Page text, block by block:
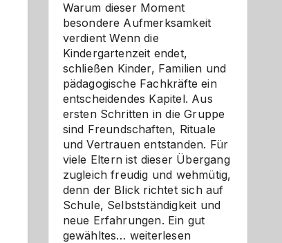
Warum dieser Moment
besondere Aufmerksamkeit
verdient Wenn die
Kindergartenzeit endet,
schließen Kinder, Familien und
pädagogische Fachkräfte ein
entscheidendes Kapitel. Aus
ersten Schritten in die Gruppe
sind Freundschaften, Rituale
und Vertrauen entstanden. Für
viele Eltern ist dieser Übergang
zugleich freudig und wehmütig,
denn der Blick richtet sich auf
Schule, Selbstständigkeit und
neue Erfahrungen. Ein gut
gewähltes… Abschied
weiterlesen